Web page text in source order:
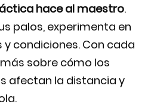
hace al maestro.
palos, experimenta en
condiciones. Con cada
sobre cómo los
afectan la distancia y